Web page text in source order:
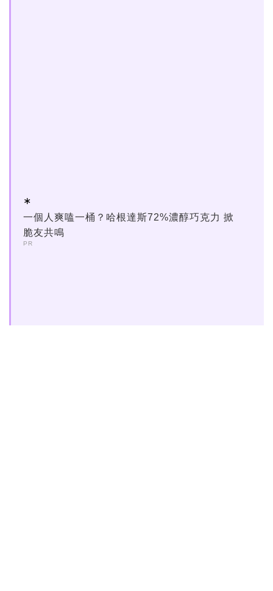
一個人爽嗑一桶？哈根達斯72%濃醇巧克力 掀
脆友共鳴
PR